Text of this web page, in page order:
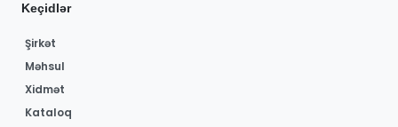
Keçidlər
Şirkət
Məhsul
Xidmət
Kataloq